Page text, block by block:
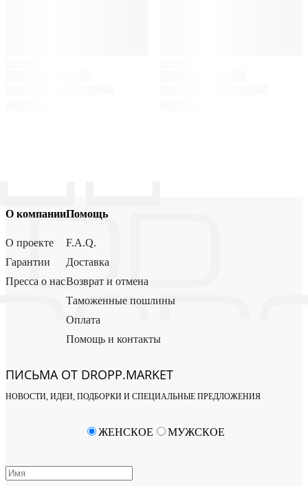
О компании
О проекте
Гарантии
Пресса о нас
Помощь
F.A.Q.
Доставка
Возврат и отмена
Таможенные пошлины
Оплата
Помощь и контакты
ПИСЬМА ОТ DROPP.MARKET
НОВОСТИ, ИДЕИ, ПОДБОРКИ И СПЕЦИАЛЬНЫЕ ПРЕДЛОЖЕНИЯ
ЖЕНСКОЕ МУЖСКОЕ